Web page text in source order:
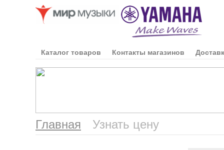
Каталог товаров Контакты магазинов
Главная Узнать цену